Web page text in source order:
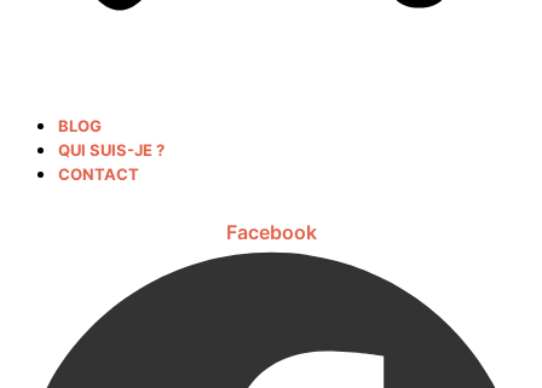
BLOG
QUI SUIS-JE ?
CONTACT
Facebook